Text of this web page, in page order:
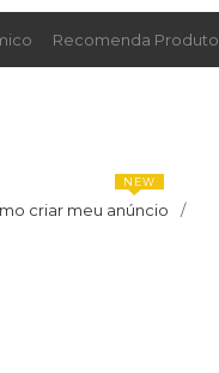
Recomenda Produto
criar meu anúncio /
NEW